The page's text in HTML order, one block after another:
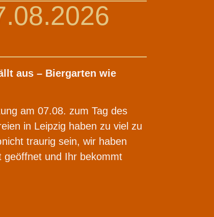
aus – Biergarten wie
am 07.08. zum Tag des
in Leipzig haben zu viel zu
traurig sein, wir haben
geöffnet und Ihr bekommt